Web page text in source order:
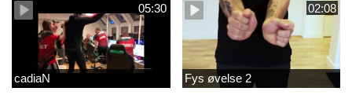
05:30
cadiaN
02:08
Fys øvelse 2